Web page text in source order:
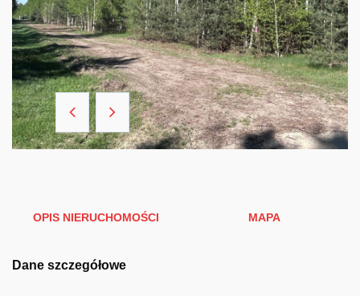
OPIS NIERUCHOMOŚCI MAPA
Dane szczegółowe